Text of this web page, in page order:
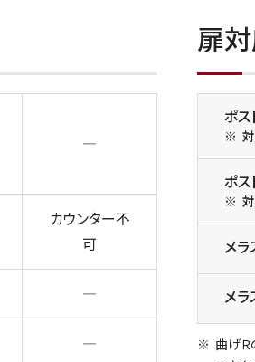
―
カウンター不
可
―
―
扉
ポス
ポス
メラ
メラ
曲げ